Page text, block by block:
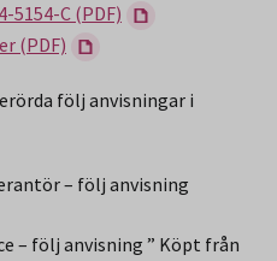
5154-C (PDF)
(PDF)
följ anvisningar i
– följ anvisning
– följ anvisning ” Köpt från